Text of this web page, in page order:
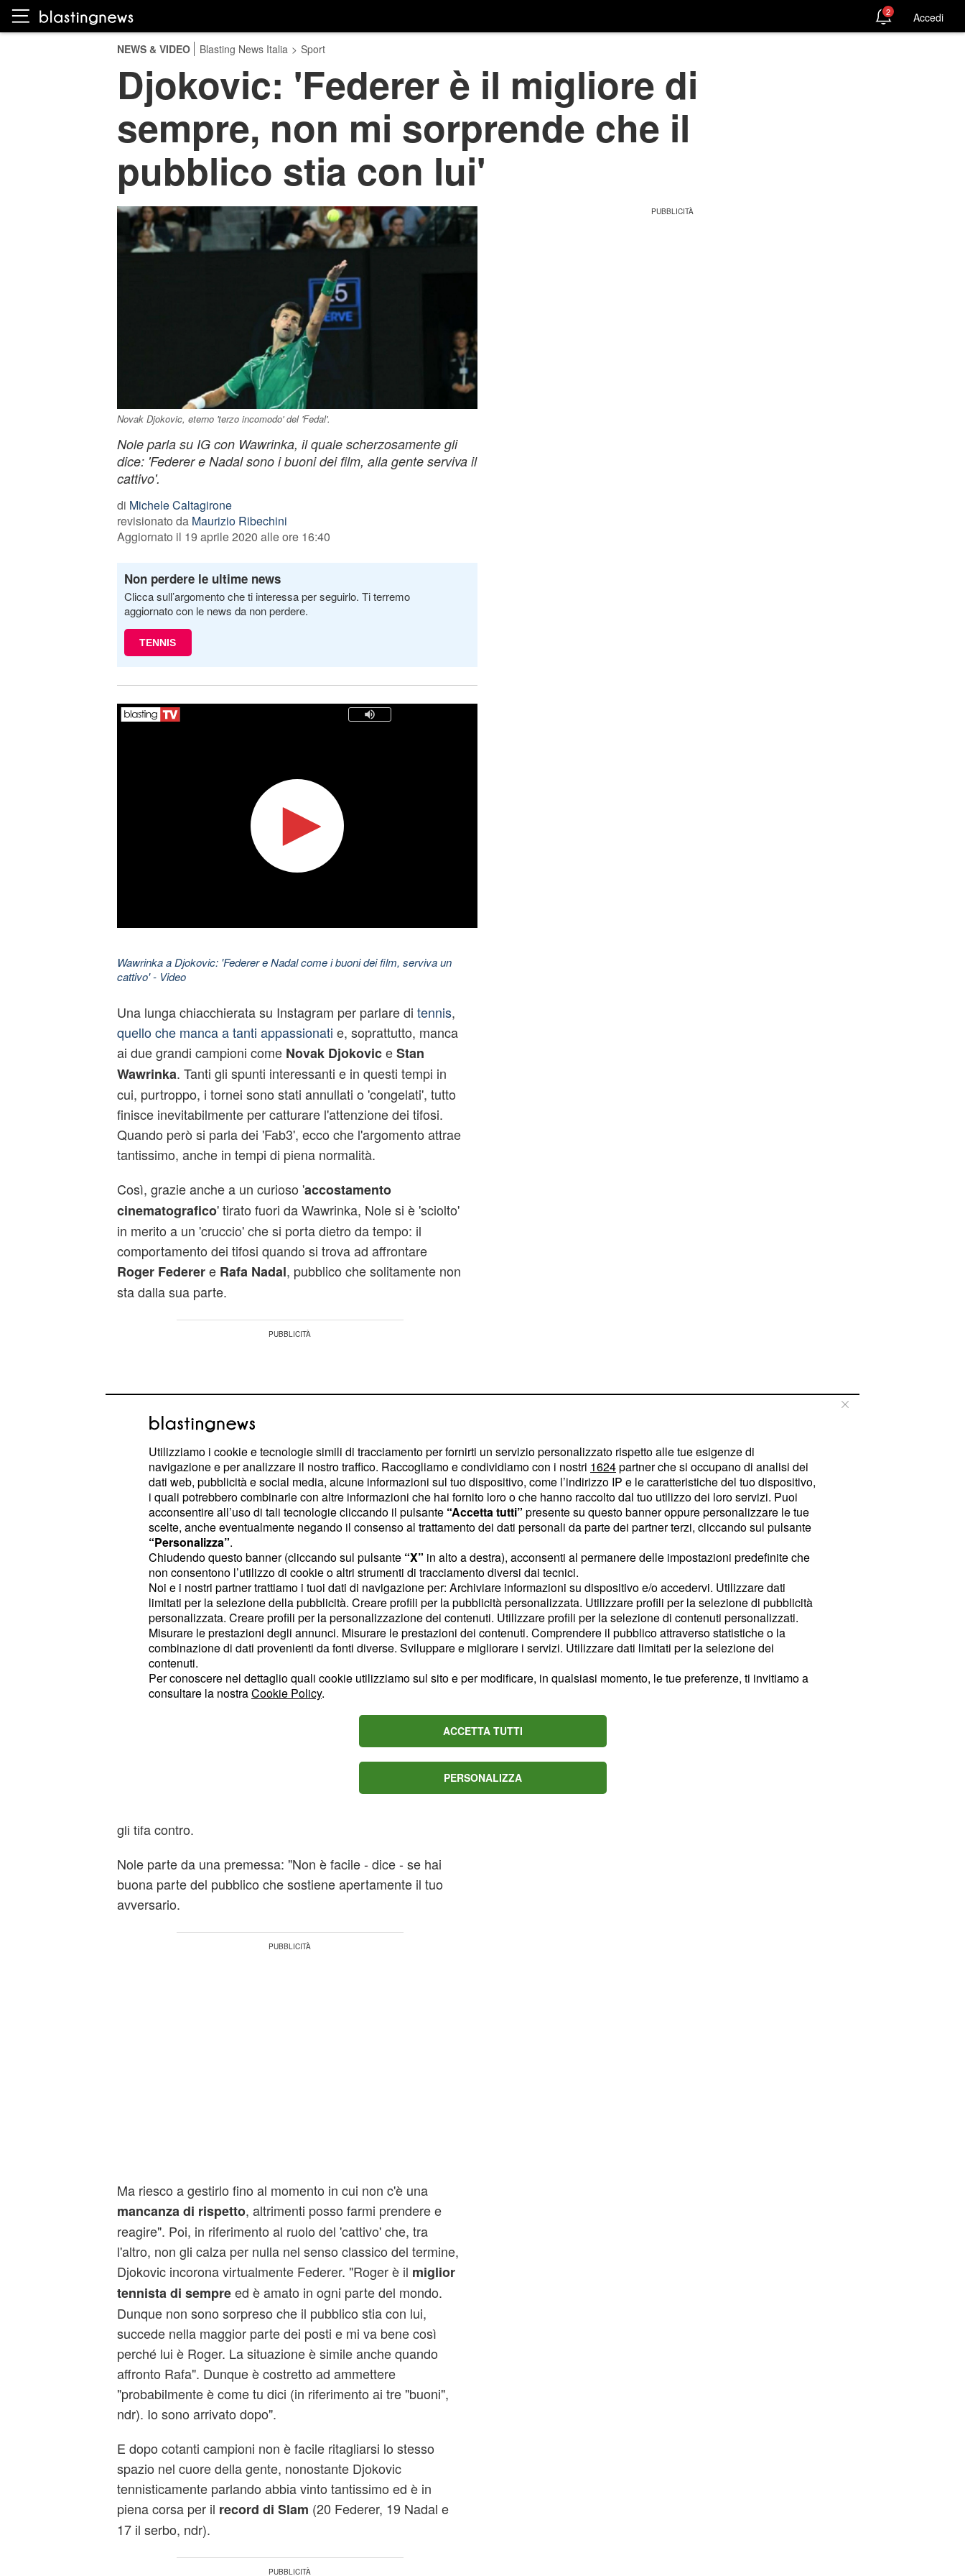
2 Accedi
NEWS & VIDEO Blasting News Italia > Sport
Djokovic: 'Federer è il migliore di
sempre, non mi sorprende che il
pubblico stia con lui'
Novak Djokovic, eterno 'terzo incomodo' del 'Fedal'.
Nole parla su IG con Wawrinka, il quale scherzosamente gli
dice: 'Federer e Nadal sono i buoni dei film, alla gente serviva il
cattivo'.
di Michele Caltagirone
revisionato da Maurizio Ribechini
Aggiornato il 19 aprile 2020 alle ore 16:40
Non perdere le ultime news
Clicca sull’argomento che ti interessa per seguirlo. Ti terremo
aggiornato con le news da non perdere.
TENNIS
Wawrinka a Djokovic: 'Federer e Nadal come i buoni dei film, serviva un
cattivo'- Video
Una lunga chiacchierata su Instagram per parlare di tennis,
quello che manca a tanti appassionati e, soprattutto, manca
ai due grandi campioni come Novak DjokoviceStan
Wawrinka. Tanti gli spunti interessanti e in questi tempi in
cui, purtroppo, i tornei sono stati annullati o 'congelati', tutto
finisce inevitabilmente per catturare l'attenzione dei tifosi.
Quando però si parla dei 'Fab3', ecco che l'argomento attrae
tantissimo, anche in tempi di piena normalità.
Così, grazie anche a un curioso 'accostamento
cinematografico' tirato fuori da Wawrinka, Nole si è 'sciolto'
in merito a un 'cruccio' che si porta dietro da tempo: il
comportamento dei tifosi quando si trova ad affrontare
Roger Federere Rafa Nadal, pubblico che solitamente non
sta dalla sua parte.
Il paragone di Stan è calzante nella sostanza, la risposta di
Djokovic molto serena e sincera.
Il fair play di Nole
"Nei film non ci possono mai essere tre buoni, serve un
cattivo", gli ha detto scherzosamente Wawrinka, alludendo
nella
rivalità tra Federer e Nadal. Il tennista svizzero aveva
puntato l'attenzione sul 'fastidio' che l'attuale numero 1 del
mondo può comprensibilmente avvertire nel momento in cui
gli tifa contro.
Nole parte da una premessa: "Non è facile - dice - se hai
buona parte del pubblico che sostiene apertamente il tuo
avversario.
Ma riesco a gestirlo fino al momento in cui non c'è una
mancanza di rispetto, altrimenti posso farmi prendere e
reagire". Poi, in riferimento al ruolo del 'cattivo' che, tra
l'altro, non gli calza per nulla nel senso classico del termine,
Djokovic incorona virtualmente Federer. "Roger è il miglior
tennista di sempreed è amato in ogni parte del mondo.
Dunque non sono sorpreso che il pubblico stia con lui,
succede nella maggior parte dei posti e mi va bene così
perché lui è Roger. La situazione è simile anche quando
affronto Rafa". Dunque è costretto ad ammettere
"probabilmente è come tu dici (in riferimento ai tre "buoni",
ndr). Io sono arrivato dopo".
E dopo cotanti campioni non è facile ritagliarsi lo stesso
spazio nel cuore della gente, nonostante Djokovic
tennisticamente parlando abbia vinto tantissimo ed è in
piena corsa per il record di Slam (20 Federer, 19 Nadal e
17 il serbo, ndr).
Utilizziamo i cookie e tecnologie simili di tracciamento per fornirti un servizio personalizzato rispetto alle tue esigenze di
navigazione e per analizzare il nostro traffico. Raccogliamo e condividiamo con i nostri 1624partner che si occupano di analisi dei
dati web, pubblicità e social media, alcune informazioni sul tuo dispositivo, come l’indirizzo IP e le caratteristiche del tuo dispositivo,
i quali potrebbero combinarle con altre informazioni che hai fornito loro o che hanno raccolto dal tuo utilizzo dei loro servizi. Puoi
acconsentire all’uso di tali tecnologie cliccando il pulsante “Accetta tutti” presente su questo banner oppure personalizzare le tue
scelte, anche eventualmente negando il consenso al trattamento dei dati personali da parte dei partner terzi, cliccando sul pulsante
“Personalizza”.
Chiudendo questo banner (cliccando sul pulsante “X” in alto a destra), acconsenti al permanere delle impostazioni predefinite che
non consentono l’utilizzo di cookie o altri strumenti di tracciamento diversi dai tecnici.
Noi e i nostri partner trattiamo i tuoi dati di navigazione per: Archiviare informazioni su dispositivo e/o accedervi. Utilizzare dati
limitati per la selezione della pubblicità. Creare profili per la pubblicità personalizzata. Utilizzare profili per la selezione di pubblicità
personalizzata. Creare profili per la personalizzazione dei contenuti. Utilizzare profili per la selezione di contenuti personalizzati.
Misurare le prestazioni degli annunci. Misurare le prestazioni dei contenuti. Comprendere il pubblico attraverso statistiche o la
combinazione di dati provenienti da fonti diverse. Sviluppare e migliorare i servizi. Utilizzare dati limitati per la selezione dei
contenuti.
Per conoscere nel dettaglio quali cookie utilizziamo sul sito e per modificare, in qualsiasi momento, le tue preferenze, ti invitiamo a
consultare la nostraCookie Policy.
ACCETTA TUTTI
PERSONALIZZA